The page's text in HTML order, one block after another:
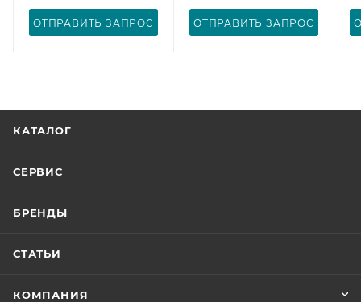
ОТПРАВИТЬ ЗАПРОС ОТПРАВИТЬ ЗАПРОС
КАТАЛОГ
СЕРВИС
БРЕНДЫ
СТАТЬИ
КОМПАНИЯ